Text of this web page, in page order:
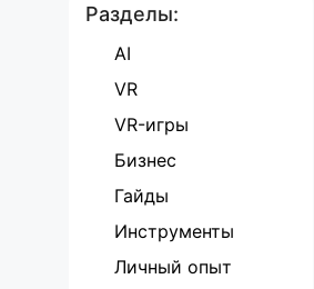
Разделы:
AI
VR
VR-игры
Бизнес
Гайды
Инструменты
Личный опыт